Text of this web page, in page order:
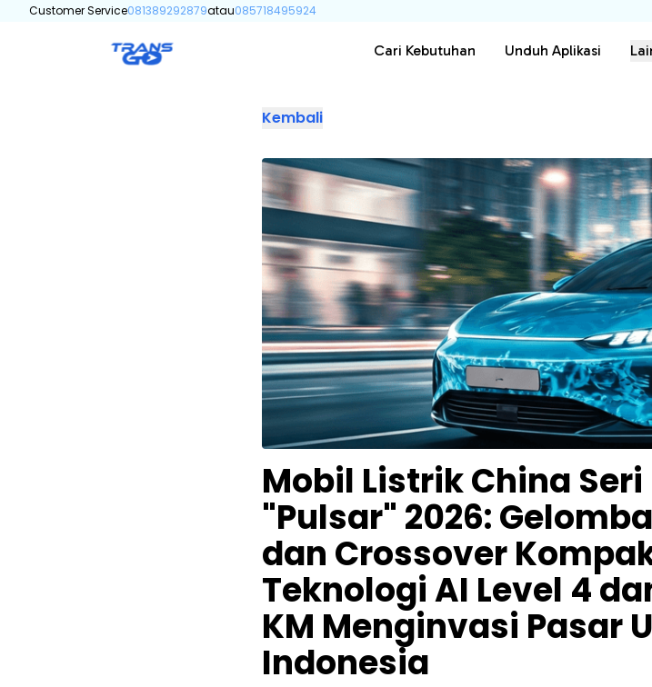
Customer Service081389292879atau085718495924
Cari Kebutuhan Unduh Aplikasi
Kembali
Mobil Listrik China
"Pulsar" 2026:
dan Crossover
Teknologi AI Level 4
KM Menginvasi Pasar
Indonesia